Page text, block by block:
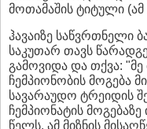
მოთამაშის ტიტული
ჰავაიზე საწვრთნელი
საკუთარ თავს
გამოვიდა და თქვა: "მე
ჩემპიონობის მოგება
სავარაუდო ტრეიდის
ჩემპიონატის
წელს, ამ მიზნის